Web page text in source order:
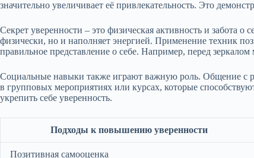
значительно увеличивает её привлекательность. Это
Секрет уверенности – это физическая активность и забота о
физически, но и наполняет энергией. Применение техник
правильное представление о себе. Например, перед
Социальные навыки также играют важную роль. Общение с
в групповых мероприятиях или курсах, которые
укрепить себе уверенность.
Подходы к повышению уверенности
Позитивная самооценка